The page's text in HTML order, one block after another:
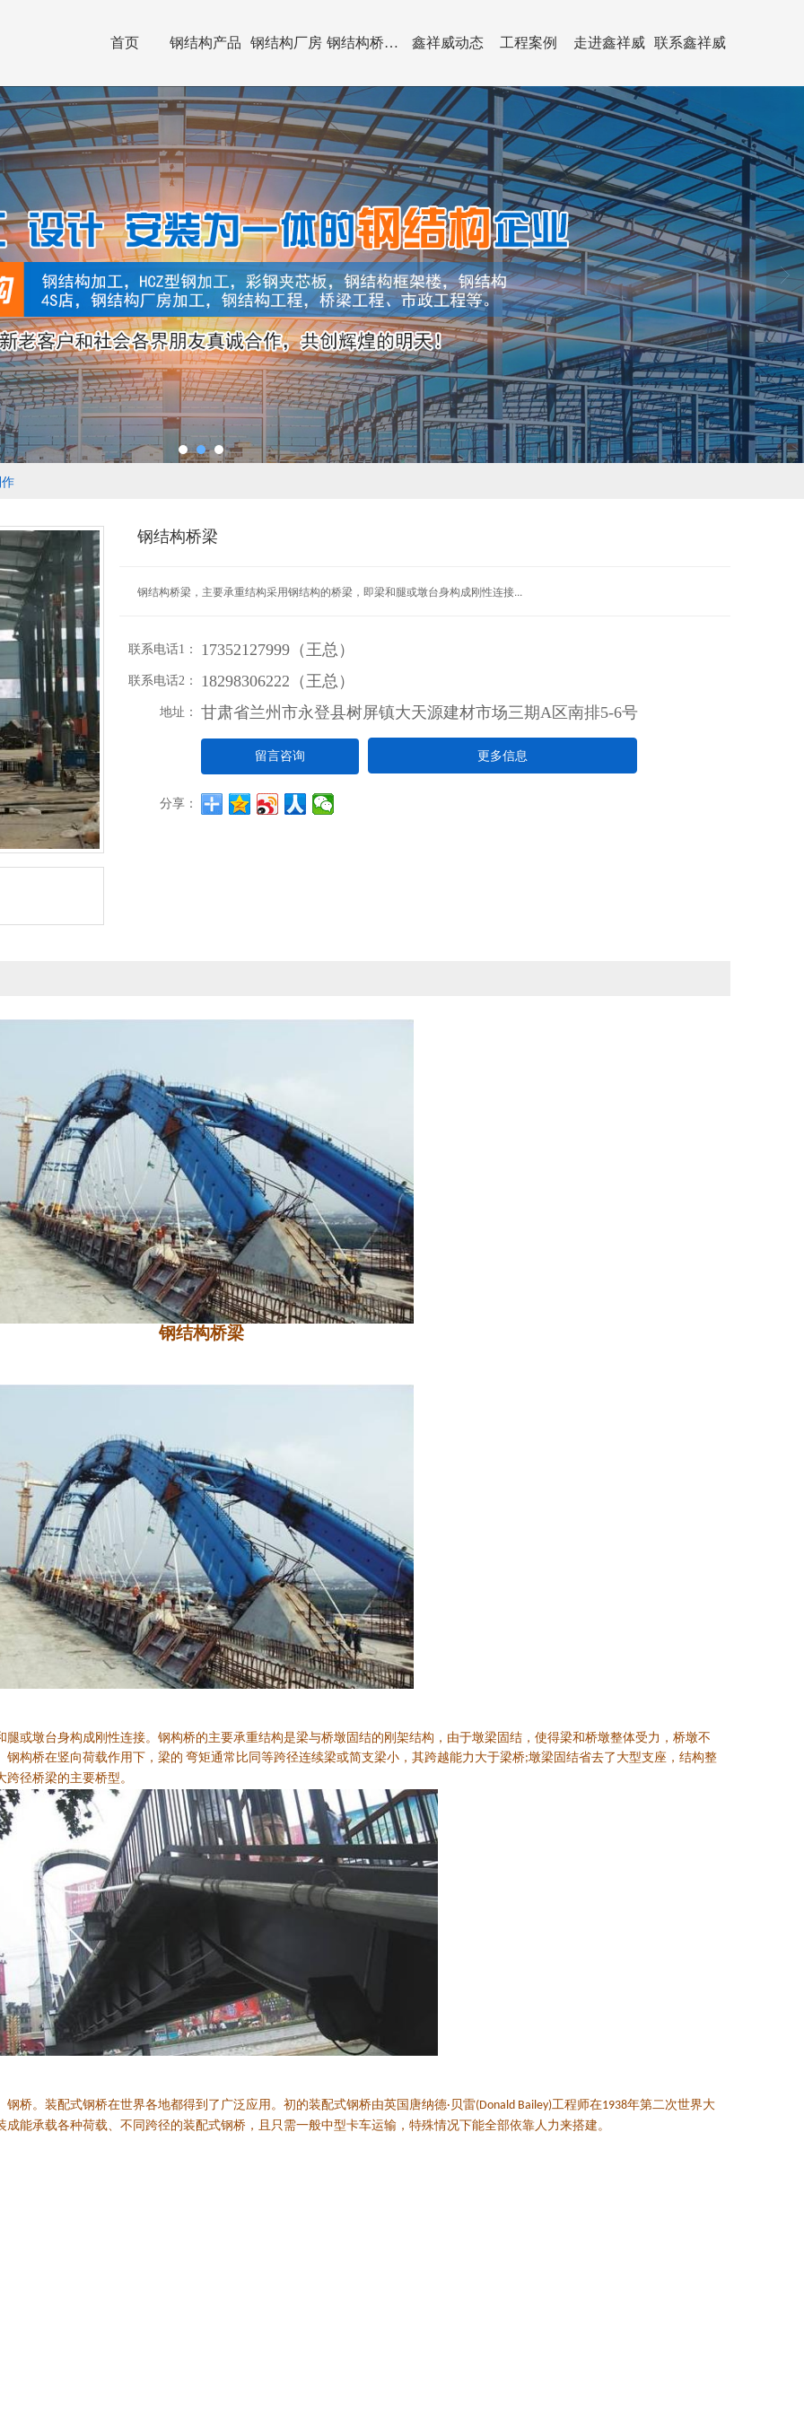
首页 钢结构产品 钢结构厂房 钢结构桥梁制作 鑫祥威动态 工程案例 走进鑫祥威 联系鑫祥威
钢结构桥梁
钢结构桥梁，主要承重结构采用钢结构的桥梁，即梁和腿或墩台身构成刚性连接...
联系电话1： 17352127999（王总）
联系电话2： 18298306222（王总）
地址： 甘肃省兰州市永登县树屏镇大天源建材市场三期A区南排5-6号
留言咨询 更多信息
分享：
钢结构桥梁
或墩台身构成刚性连接。钢构桥的主要承重结构是梁与桥墩固结的刚架结构，由于墩梁固结，使得梁和桥墩整体受力，桥墩不
钢构桥在竖向荷载作用下，梁的 弯矩通常比同等跨径连续梁或简支梁小，其跨越能力大于梁桥;墩梁固结省去了大型支座，结构整
跨径桥梁的主要桥型。
钢桥。装配式钢桥在世界各地都得到了广泛应用。初的装配式钢桥由英国唐纳德· 贝雷(Donald Bailey)工程师在1938年第二次世界大
能承载各种荷载、不同跨径的装配式钢桥，且只需一般中型卡车运输，特殊情况下能全部依靠人力来搭建。